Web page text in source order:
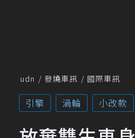
udn 發燒車訊 國際車訊
引擎 渦輪 小改款